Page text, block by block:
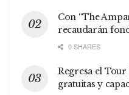
Con “The
recaudarán
0 SHARES
Regresa el
gratuitas y